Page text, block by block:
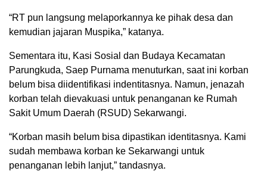
“RT pun langsung melaporkannya ke pihak desa dan
kemudian jajaran Muspika,” katanya.
Sementara itu, Kasi Sosial dan Budaya Kecamatan
Parungkuda, Saep Purnama menuturkan, saat ini korban
belum bisa diidentifikasi indentitasnya. Namun, jenazah
korban telah dievakuasi untuk penanganan ke Rumah
Sakit Umum Daerah (RSUD) Sekarwangi.
“Korban masih belum bisa dipastikan identitasnya. Kami
sudah membawa korban ke Sekarwangi untuk
penanganan lebih lanjut,” tandasnya.